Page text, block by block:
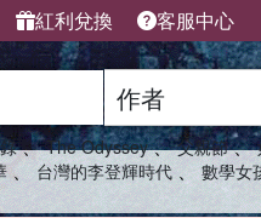
紅利兌換 客服中心
、 The Odyssey 、 父親節 、
、 台灣的李登輝時代 、 數學女